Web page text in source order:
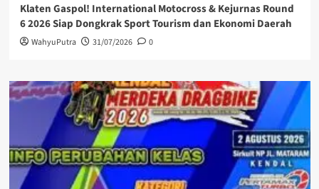
Klaten Gaspol! International Motocross & Kejurnas Round
6 2026 Siap Dongkrak Sport Tourism dan Ekonomi Daerah
WahyuPutra 31/07/2026 0